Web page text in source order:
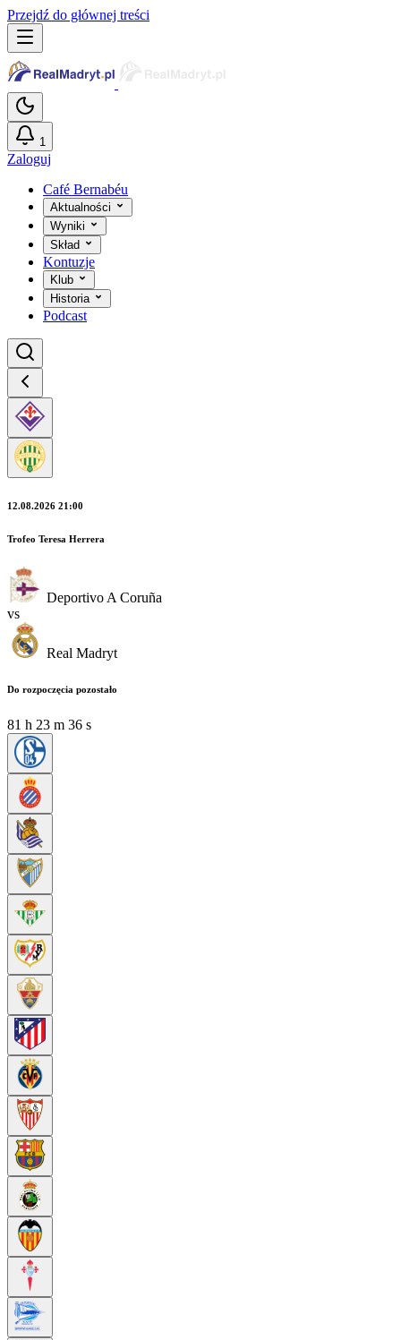
Przejdź do głównej treści
1
Zaloguj
Café Bernabéu
Aktualności
Wyniki
Skład
Kontuzje
Klub
Historia
Podcast
12.08.2026 21:00
Trofeo Teresa Herrera
Deportivo A Coruña
vs
Real Madryt
Do rozpoczęcia pozostało
81 h 23 m 34 s